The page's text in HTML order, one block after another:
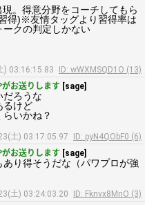
。得意分野をコーチしてもら
得)※友情タッグより習得率は
クの判定しかない
) 03:16:15.83
ID: wWXMSQD1O (13)
お送りします [sage]
だろうな
るけど
いかね？
土) 03:17:05.97
ID: pyN4QObF0 (6)
お送りします [sage]
り得そうだな（パワプロが強
土) 03:24:03.20
ID: Fknvx8MnO (3)